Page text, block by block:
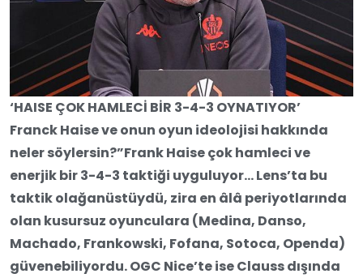
‘HAISE ÇOK HAMLECİ BİR 3-4-3 OYNATIYOR’
Franck Haise ve onun oyun ideolojisi hakkında
neler söylersin?”Frank Haise çok hamleci ve
enerjik bir 3-4-3 taktiği uyguluyor… Lens’ta bu
taktik olağanüstüydü, zira en âlâ periyotlarında
olan kusursuz oyunculara (Medina, Danso,
Machado, Frankowski, Fofana, Sotoca, Openda)
güvenebiliyordu. OGC Nice’te ise Clauss dışında